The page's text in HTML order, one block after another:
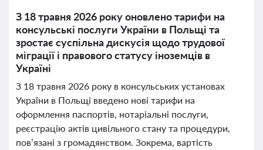
З 18 травня 2026 року оновлено тарифи на
консульські послуги України в Польщі та
зростає суспільна дискусія щодо трудової
міграції і правового статусу іноземців в
Україні
З 18 травня 2026 року в консульських установах
України в Польщі введено нові тарифи на
оформлення паспортів, нотаріальні послуги,
реєстрацію актів цивільного стану та процедури,
пов’язані з громадянством. Зокрема, вартість